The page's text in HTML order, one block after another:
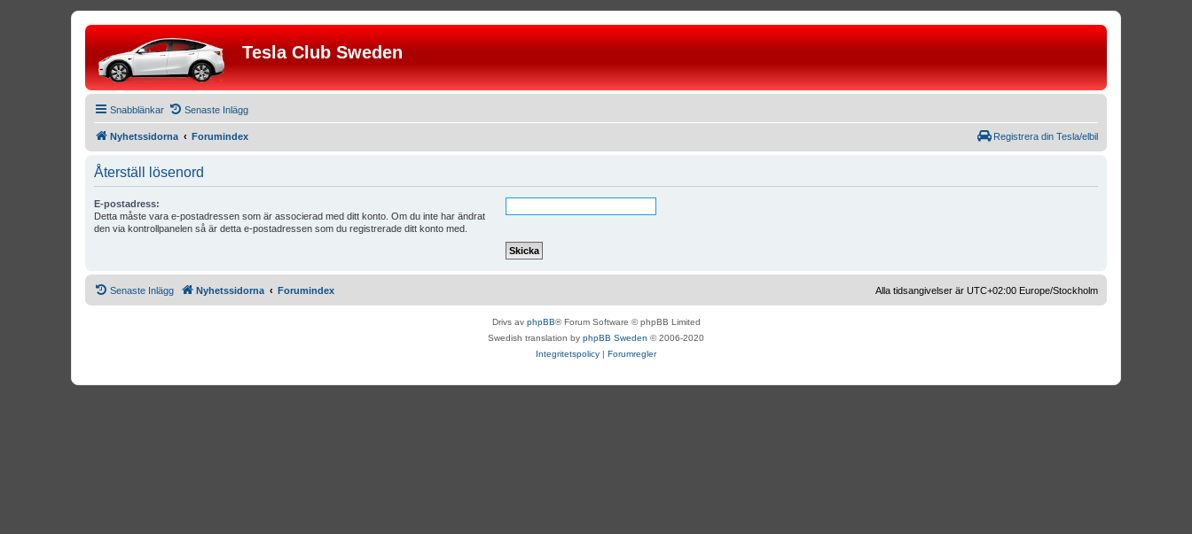
Tesla Club Sweden
Snabblänkar Senaste Inlägg
Nyhetssidorna Forumindex Registrera din Tesla/elbil
Återställ lösenord
E-postadress:
Detta måste vara e-postadressen som är associerad med ditt konto. Om du inte har ändrat
den via kontrollpanelen så är detta e-postadressen som du registrerade ditt konto med.
Senaste Inlägg Nyhetssidorna Forumindex Alla tidsangivelser är UTC+02:00 Europe/Stockholm
Drivs av phpBB® Forum Software © phpBB Limited
Swedish translation by phpBB Sweden © 2006-2020
Integritetspolicy | Forumregler